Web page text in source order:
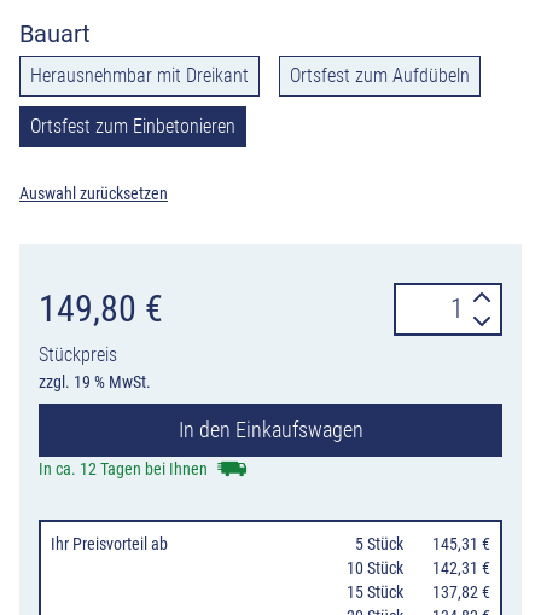
Bauart
Herausnehmbar mit Dreikant Ortsfest zum Aufdübeln
Ortsfest zum Einbetonieren
Auswahl zurücksetzen
149,80 €
Stückpreis
zzgl. 19 % MwSt.
Stilpoller
Serie
aus
70
mm,
oben
In den Einkaufswagen
In ca. 12 Tagen bei Ihnen
Ihr Preisvorteil ab 5 Stück
145,31 €
10 Stück
142,31 €
15 Stück
137,82 €